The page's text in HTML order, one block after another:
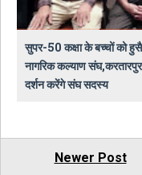
सुपर-50 कक्षा के बच्चों को
नागरिक कल्याण संघ,करतारपुर
दर्शन करेंगे संघ सदस्य
Newer Post